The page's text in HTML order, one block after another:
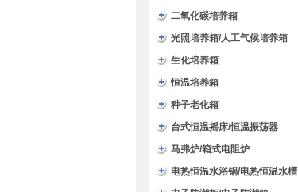
二氧化碳培养箱
光照培养箱/人工气候培养箱
生化培养箱
恒温培养箱
种子老化箱
台式恒温摇床/恒温振荡器
马弗炉/箱式电阻炉
电热恒温水浴锅/电热恒温水槽